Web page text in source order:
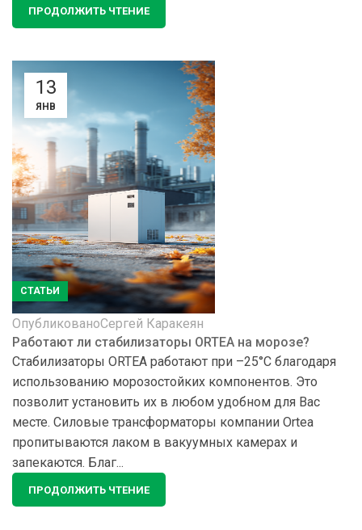
ПРОДОЛЖИТЬ ЧТЕНИЕ
13
ЯНВ
СТАТЬИ
ОпубликованоСергей Каракеян
Работают ли стабилизаторы ORTEA на морозе?
Стабилизаторы ORTEA работают при –25°С благодаря
использованию морозостойких компонентов. Это
позволит установить их в любом удобном для Вас
месте. Силовые трансформаторы компании Ortea
пропитываются лаком в вакуумных камерах и
запекаются. Благ...
ПРОДОЛЖИТЬ ЧТЕНИЕ